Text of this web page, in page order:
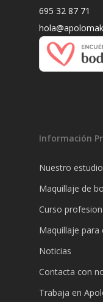
695 32 87 71
Información
Nuestro estudio
Maquillaje de
Curso
Maquillaje para
Noticias
Contacta con
Trabaja en